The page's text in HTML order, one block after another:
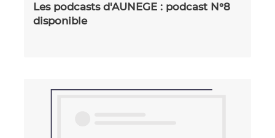
Les podcasts d'AUNEGE : podcast N°8
disponible